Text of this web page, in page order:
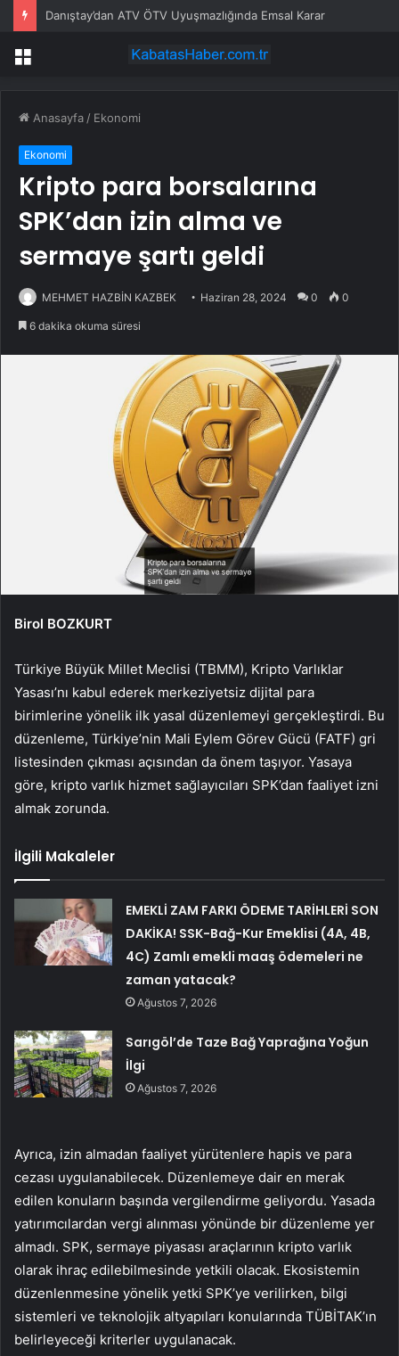
Danıştay’dan ATV ÖTV Uyuşmazlığında Emsal Karar
Menü
Anasayfa / Ekonomi
Ekonomi
Kripto para borsalarına
SPK’dan izin alma ve
sermaye şartı geldi
MEHMET HAZBİN KAZBEK Haziran 28, 2024 0 0
6 dakika okuma süresi
Birol BOZKURT
Türkiye Büyük Millet Meclisi (TBMM), Krip­to Varlıklar
Yasası’nı ka­bul ederek merkeziyetsiz dijital para
birimlerine yönelik ilk ya­sal düzenlemeyi gerçekleştirdi. Bu
düzenleme, Türkiye’nin Ma­li Eylem Görev Gücü (FATF) gri
listesinden çıkması açısından da önem taşıyor. Yasaya
göre, krip­to varlık hizmet sağlayıcıları SPK’dan faaliyet izni
almak zo­runda.
İlgili Makaleler
EMEKLİ ZAM FARKI ÖDEME TARİHLERİ SON
DAKİKA! SSK-Bağ-Kur Emeklisi (4A, 4B,
4C) Zamlı emekli maaş ödemeleri ne
zaman yatacak?
Ağustos 7, 2026
Sarıgöl’de Taze Bağ Yaprağına Yoğun
İlgi
Ağustos 7, 2026
Ayrıca, izin almadan fa­aliyet yürütenlere hapis ve para
cezası uygulanabilecek. Düzen­lemeye dair en merak
edilen ko­nuların başında vergilendirme geliyordu. Yasada
yatırımcılar­dan vergi alınması yönünde bir düzenleme yer
almadı. SPK, ser­maye piyasası araçlarının krip­to varlık
olarak ihraç edilebilme­sinde yetkili olacak. Ekosistemin
düzenlenmesine yönelik yetki SPK’ye verilirken, bilgi
sistem­leri ve teknolojik altyapıları ko­nularında TÜBİTAK’ın
belirle­yeceği kriterler uygulanacak.